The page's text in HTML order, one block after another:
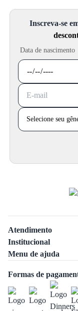
Inscreva-se
Data de nascimento
Atendimento
Institucional
Menu de ajuda
Formas de